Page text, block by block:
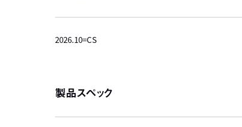
2026.10=CS
製品スペック